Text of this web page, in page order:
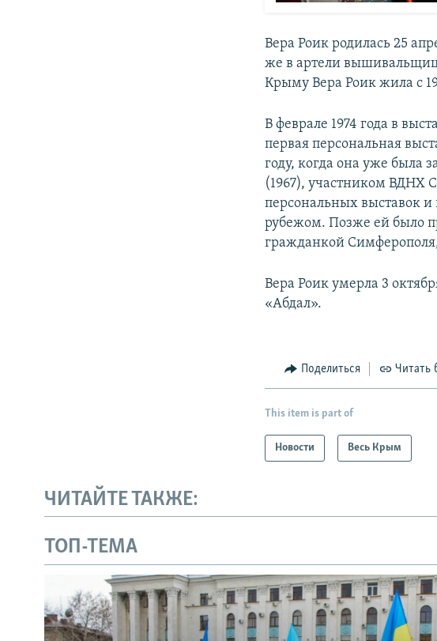
​Вера Роик родилась 25
же в артели вышивальщиц
Крыму Вера Роик жила с
В феврале 1974 года в
первая персональная
году, когда она уже была
(1967), участником ВДНХ
персональных выставок и
рубежом. Позже ей было
гражданкой
Вера Роик умерла 3
«Абдал».
Поделиться Читать
This item is part of
Новости Весь Крым
ЧИТАЙТЕ ТАКЖЕ:
ТОП-ТЕМА